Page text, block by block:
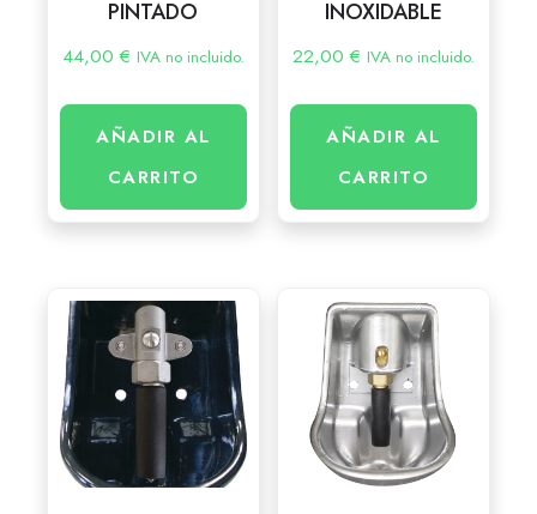
PINTADO
44,00 € IVA no incluido.
AÑADIR AL
CARRITO
INOXIDABLE
22,00€ IVA no incluido.
AÑADIR AL
CARRITO